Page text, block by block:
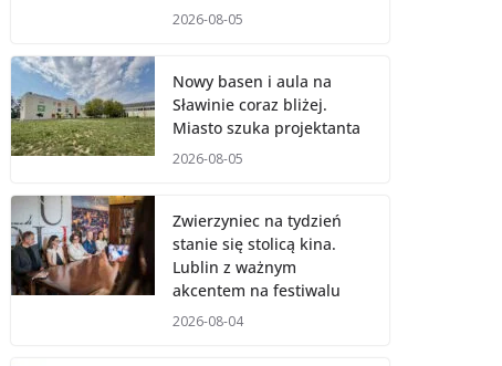
2026-08-05
Nowy basen i aula na
Sławinie coraz bliżej.
Miasto szuka projektanta
2026-08-05
Zwierzyniec na tydzień
stanie się stolicą kina.
Lublin z ważnym
akcentem na festiwalu
2026-08-04